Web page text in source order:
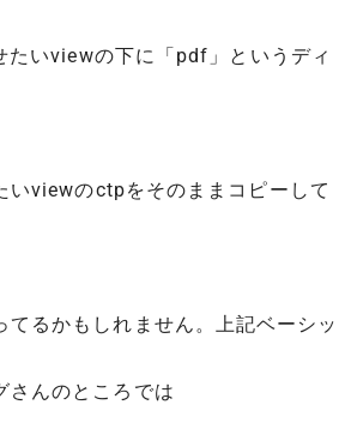
たいviewの下に「pdf」というディ
いviewのctpをそのままコピーして
るかもしれません。上記ベーシッ
さんのところでは